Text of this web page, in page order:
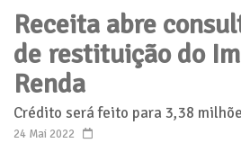
Receita abre
de restituição do
Renda
Crédito será feito para 3,38
24 Mai 2022